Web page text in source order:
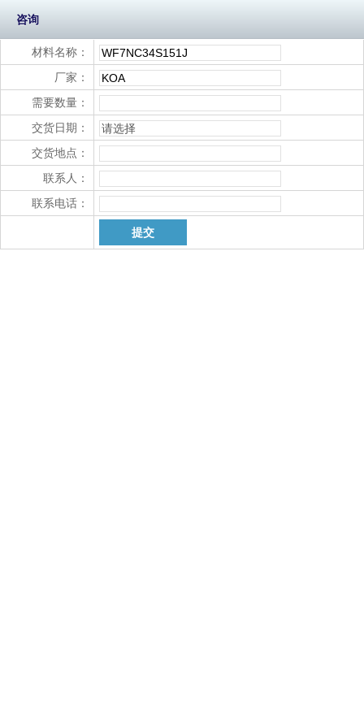
咨询
材料名称：
厂家：
需要数量：
交货日期：
交货地点：
联系人：
联系电话：
提交